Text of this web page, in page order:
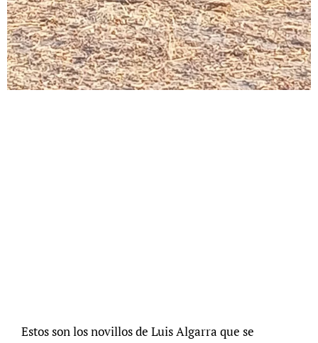
Estos son los novillos de Luis Algarra que se